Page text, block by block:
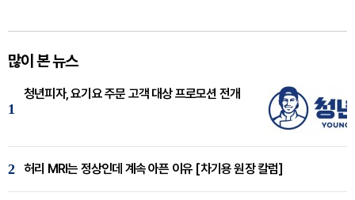
많이 본 뉴스
1
청년피자, 요기요 주문 고객 대상 프로모션 전개
2 허리 MRI는 정상인데 계속 아픈 이유 [차기용 원장 칼럼]